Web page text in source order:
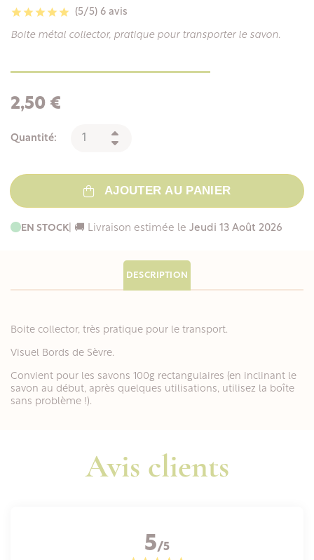
(5/5) 6 avis
Boite métal collector, pratique pour transporter le savon.
2,50 €
Quantité:
AJOUTER AU PANIER
EN STOCK | 🚚 Livraison estimée le Jeudi 13 Août 2026
DESCRIPTION
Boite collector, très pratique pour le transport.
Visuel Bords de Sèvre.
Convient pour les savons 100g rectangulaires (en inclinant le
savon au début, après quelques utilisations, utilisez la boîte
sans problème !).
Avis clients
5/5